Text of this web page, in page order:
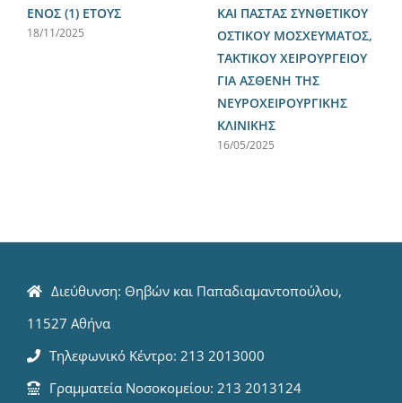
ΕΝΟΣ (1) ΕΤΟΥΣ
18/11/2025
ΚΑΙ ΠΑΣΤΑΣ ΣΥΝΘΕΤΙΚΟΥ
ΟΣΤΙΚΟΥ ΜΟΣΧΕΥΜΑΤΟΣ,
ΤΑΚΤΙΚΟΥ ΧΕΙΡΟΥΡΓΕΙΟΥ
ΓΙΑ ΑΣΘΕΝΗ ΤΗΣ
ΝΕΥΡΟΧΕΙΡΟΥΡΓΙΚΗΣ
ΚΛΙΝΙΚΗΣ
16/05/2025
Διεύθυνση: Θηβών και Παπαδιαμαντοπούλου,
11527 Αθήνα
Τηλεφωνικό Κέντρο: 213 2013000
Γραμματεία Νοσοκομείου: 213 2013124